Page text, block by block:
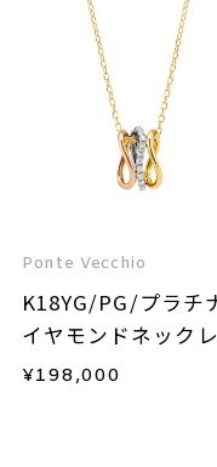
Ponte Vecchio
K18YG/PG/プラチ
イヤモンドネック
¥198,000